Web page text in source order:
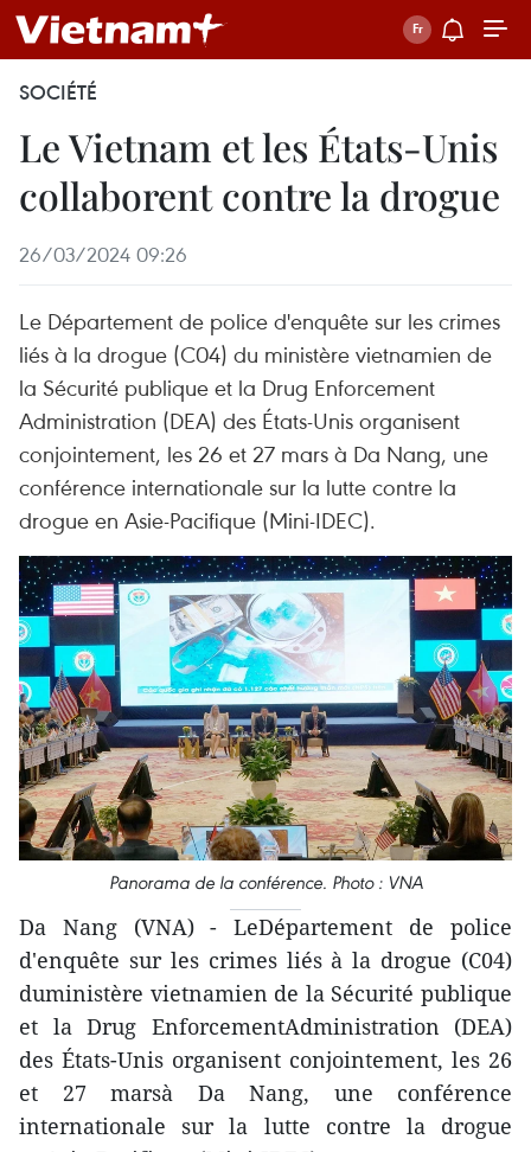
SOCIÉTÉ
Le Vietnam et les États-Unis
collaborent contre la drogue
26/03/2024 09:26
Le Département de police d'enquête sur les crimes
liés à la drogue (C04) du ministère vietnamien de
la Sécurité publique et la Drug Enforcement
Administration (DEA) des États-Unis organisent
conjointement, les 26 et 27 mars à Da Nang, une
conférence internationale sur la lutte contre la
drogue en Asie-Pacifique (Mini-IDEC).
Panorama de la conférence. Photo : VNA
Da Nang (VNA) - LeDépartement de police
d'enquête sur les crimes liés à la drogue (C04)
duministère vietnamien de la Sécurité publique
et la Drug EnforcementAdministration (DEA)
des États-Unis organisent conjointement, les 26
et 27 marsà Da Nang, une conférence
internationale sur la lutte contre la drogue